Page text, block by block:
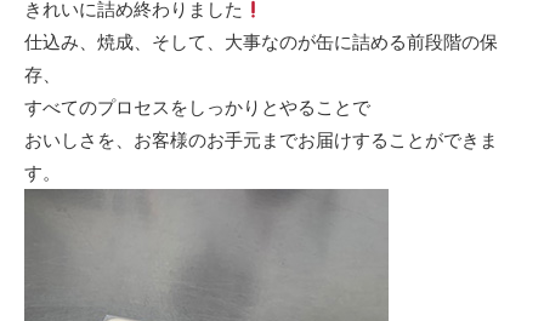
きれいに詰め終わりました
仕込み、焼成、そして、大事なのが缶に詰める前段階の保
存、
すべてのプロセスをしっかりとやることで
おいしさを、お客様のお手元までお届けすることができま
す。